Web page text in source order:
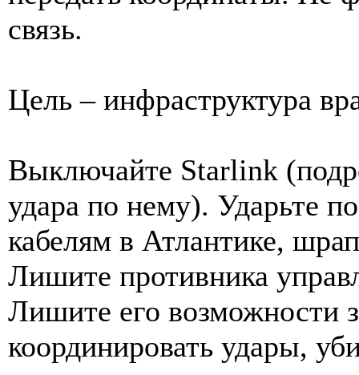
связь.
Цель – инфраструктура
Выключайте Starlink
удара по нему). Ударьте
кабелям в Атлантике,
Лишите противника
Лишите его возможности
координировать удары,